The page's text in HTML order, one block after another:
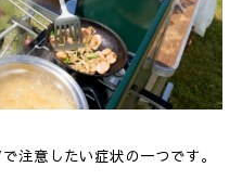
注意したい症状の一つです。